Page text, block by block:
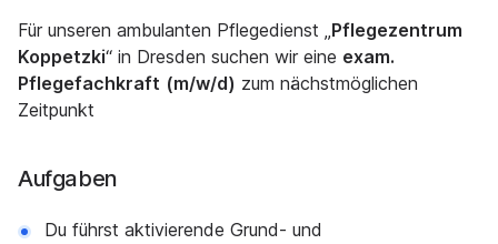
Für unseren ambulanten Pflegedienst „Pflegezentrum
Koppetzki“ in Dresden suchen wir eine exam.
Pflegefachkraft (m/w/d) zum nächstmöglichen
Zeitpunkt
Aufgaben
Du führst aktivierende Grund- und